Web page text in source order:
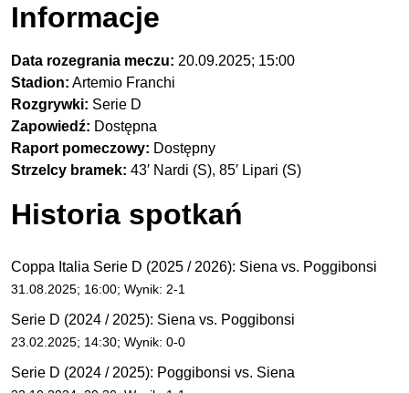
Informacje
Data rozegrania meczu: 20.09.2025; 15:00
Stadion: Artemio Franchi
Rozgrywki: Serie D
Zapowiedź: Dostępna
Raport pomeczowy: Dostępny
Strzelcy bramek: 43′ Nardi (S), 85′ Lipari (S)
Historia spotkań
Coppa Italia Serie D (2025 / 2026): Siena vs. Poggibonsi
31.08.2025; 16:00; Wynik: 2-1
Serie D (2024 / 2025): Siena vs. Poggibonsi
23.02.2025; 14:30; Wynik: 0-0
Serie D (2024 / 2025): Poggibonsi vs. Siena